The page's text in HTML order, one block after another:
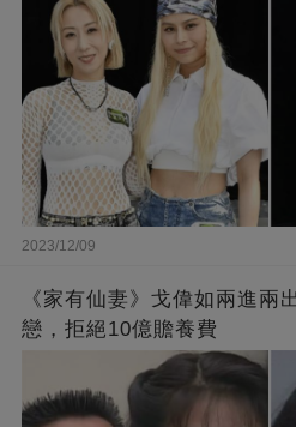
2023/12/09
《家有仙妻》戈偉如兩進兩
戀，拒絕10億贍養費